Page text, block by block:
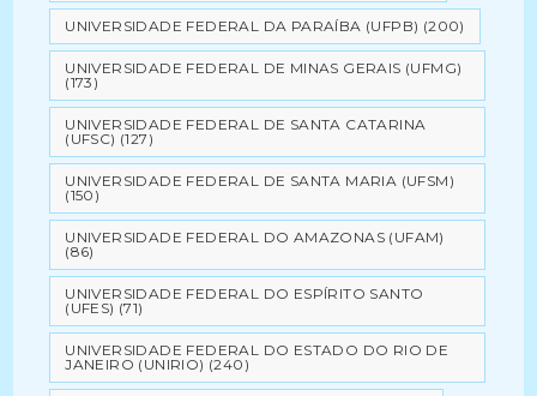
UNIVERSIDADE FEDERAL DA PARAÍBA (UFPB) (200)
UNIVERSIDADE FEDERAL DE MINAS GERAIS (UFMG)
(173)
UNIVERSIDADE FEDERAL DE SANTA CATARINA
(UFSC) (127)
UNIVERSIDADE FEDERAL DE SANTA MARIA (UFSM)
(150)
UNIVERSIDADE FEDERAL DO AMAZONAS (UFAM)
(86)
UNIVERSIDADE FEDERAL DO ESPÍRITO SANTO
(UFES) (71)
UNIVERSIDADE FEDERAL DO ESTADO DO RIO DE
JANEIRO (UNIRIO) (240)